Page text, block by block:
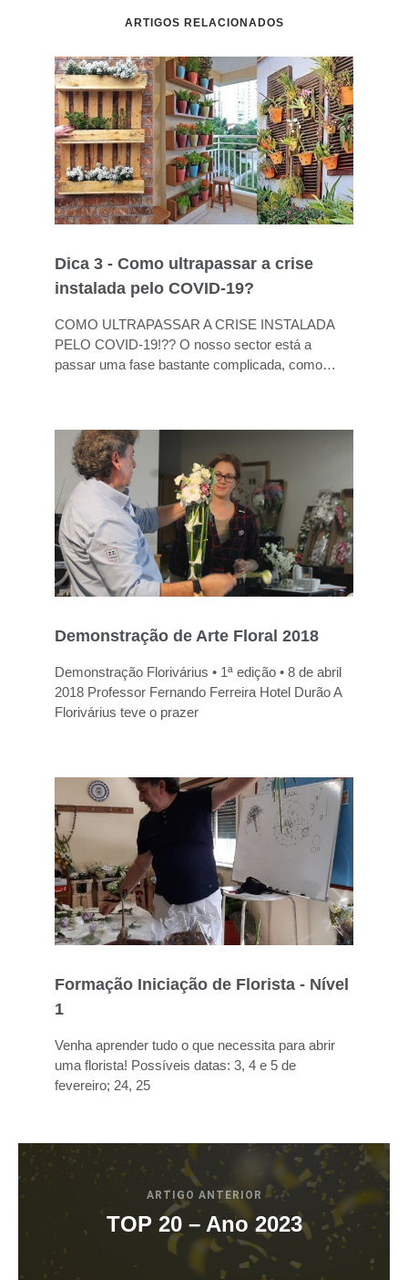
ARTIGOS RELACIONADOS
Dica 3 - Como ultrapassar a crise
instalada pelo COVID-19?
COMO ULTRAPASSAR A CRISE INSTALADA
PELO COVID-19!?? O nosso sector está a
passar uma fase bastante complicada, como
Demonstração de Arte Floral 2018
Demonstração Florivárius • 1ª edição • 8 de abril
2018 Professor Fernando Ferreira Hotel Durão A
Florivárius teve o prazer
Formação Iniciação de Florista - Nível
1
Venha aprender tudo o que necessita para abrir
uma florista! Possíveis datas: 3, 4 e 5 de
fevereiro; 24, 25
ARTIGO ANTERIOR
TOP 20 – Ano 2023